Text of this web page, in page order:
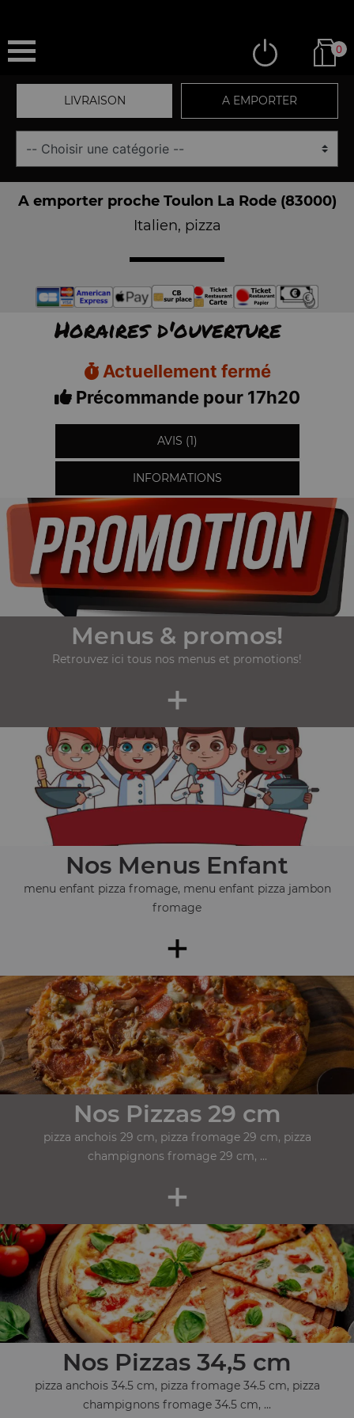
0
LIVRAISON A EMPORTER
A emporter proche Toulon La Rode (83000)
Italien, pizza
Horaires d'ouverture
Actuellement fermé
Précommande pour 17h20
AVIS (1)
INFORMATIONS
Menus & promos!
Retrouvez ici tous nos menus et promotions!
+
Nos Menus Enfant
menu enfant pizza fromage, menu enfant pizza jambon
fromage
+
Nos Pizzas 29 cm
pizza anchois 29 cm, pizza fromage 29 cm, pizza
champignons fromage 29 cm, ...
+
Nos Pizzas 34,5 cm
pizza anchois 34.5 cm, pizza fromage 34.5 cm, pizza
champignons fromage 34.5 cm, ...